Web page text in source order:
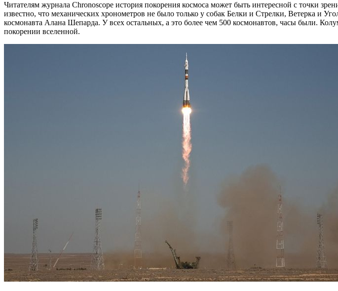
Читателям журнала Chronoscope история покорения космоса может быть интересной с точки
известно, что механических хронометров не было только у собак Белки и Стрелки, Ветерка и
космонавта Алана Шепарда. У всех остальных, а это более чем 500 космонавтов, часы были.
покорении вселенной.